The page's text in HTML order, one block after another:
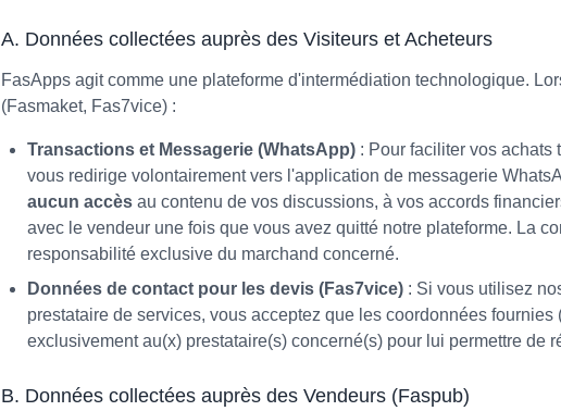
A. Données collectées auprès des Visiteurs et Acheteurs
FasApps agit comme une plateforme d'intermédiation technologique.
(Fasmaket, Fas7vice) :
Transactions et Messagerie (WhatsApp) : Pour faciliter vos achats
vous redirige volontairement vers l'application de messagerie
aucun accès au contenu de vos discussions, à vos accords
avec le vendeur une fois que vous avez quitté notre plateforme. La
responsabilité exclusive du marchand concerné.
Données de contact pour les devis (Fas7vice) : Si vous utilisez
prestataire de services, vous acceptez que les coordonnées
exclusivement au(x) prestataire(s) concerné(s) pour lui permettre de
B. Données collectées auprès des Vendeurs (Faspub)